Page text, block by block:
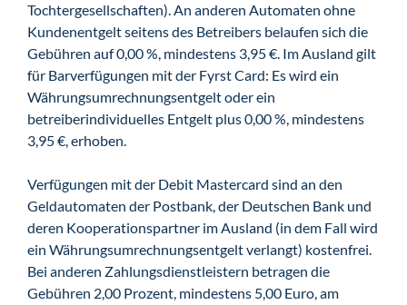
Tochtergesellschaften). An anderen Automaten ohne
Kundenentgelt seitens des Betreibers belaufen sich die
Gebühren auf 0,00 %, mindestens 3,95 €. Im Ausland gilt
für Barverfügungen mit der Fyrst Card: Es wird ein
Währungsumrechnungsentgelt oder ein
betreiberindividuelles Entgelt plus 0,00 %, mindestens
3,95 €, erhoben.
Verfügungen mit der Debit Mastercard sind an den
Geldautomaten der Postbank, der Deutschen Bank und
deren Kooperationspartner im Ausland (in dem Fall wird
ein Währungsumrechnungsentgelt verlangt) kostenfrei.
Bei anderen Zahlungsdienstleistern betragen die
Gebühren 2,00 Prozent, mindestens 5,00 Euro, am